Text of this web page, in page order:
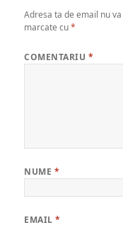
Adresa ta de email nu
marcate cu*
COMENTARIU *
NUME *
EMAIL*